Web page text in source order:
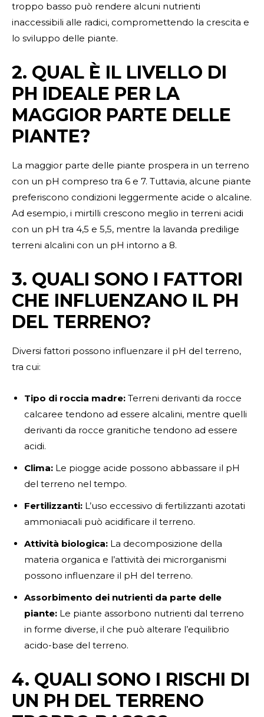
troppo basso può rendere alcuni nutrienti
inaccessibili alle radici, compromettendo la crescita e
lo sviluppo delle piante.
2. QUAL È IL LIVELLO DI
PH IDEALE PER LA
MAGGIOR PARTE DELLE
PIANTE?
La maggior parte delle piante prospera in un terreno
con un pH compreso tra 6 e 7. Tuttavia, alcune piante
preferiscono condizioni leggermente acide o alcaline.
Ad esempio, i mirtilli crescono meglio in terreni acidi
con un pH tra 4,5 e 5,5, mentre la lavanda predilige
terreni alcalini con un pH intorno a 8.
3. QUALI SONO I FATTORI
CHE INFLUENZANO IL PH
DEL TERRENO?
Diversi fattori possono influenzare il pH del terreno,
tra cui:
Tipo di roccia madre: Terreni derivanti da rocce
calcaree tendono ad essere alcalini, mentre quelli
derivanti da rocce granitiche tendono ad essere
acidi.
Clima: Le piogge acide possono abbassare il pH
del terreno nel tempo.
Fertilizzanti: L’uso eccessivo di fertilizzanti azotati
ammoniacali può acidificare il terreno.
Attività biologica: La decomposizione della
materia organica e l’attività dei microrganismi
possono influenzare il pH del terreno.
Assorbimento dei nutrienti da parte delle
piante: Le piante assorbono nutrienti dal terreno
in forme diverse, il che può alterare l’equilibrio
acido-base del terreno.
4. QUALI SONO I RISCHI DI
UN PH DEL TERRENO